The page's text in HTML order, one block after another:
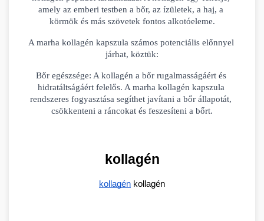
amely az emberi testben a bőr, az ízületek, a haj, a
körmök és más szövetek fontos alkotóeleme.
A marha kollagén kapszula számos potenciális előnnyel
járhat, köztük:
Bőr egészsége: A kollagén a bőr rugalmasságáért és
hidratáltságáért felelős. A marha kollagén kapszula
rendszeres fogyasztása segíthet javítani a bőr állapotát,
csökkenteni a ráncokat és feszesíteni a bőrt.
kollagén
kollagén kollagén